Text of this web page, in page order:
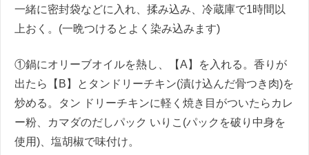
一緒に密封袋などに入れ、揉み込み、冷蔵庫で1時間以
上おく。(一晩つけるとよく染み込みます)
①鍋にオリーブオイルを熱し、【A】を入れる。香りが
出たら【B】とタンドリーチキン(漬け込んだ骨つき肉)を
炒める。タン ドリーチキンに軽く焼き目がついたらカレ
ー粉、カマダのだしパック いりこ(パックを破り中身を
使用)、塩胡椒で味付け。